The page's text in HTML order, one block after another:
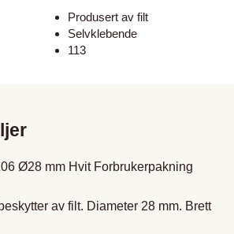
Produsert av filt
Selvklebende
113
Ø28 mm Hvit Forbrukerpakning
av filt. Diameter 28 mm. Brett